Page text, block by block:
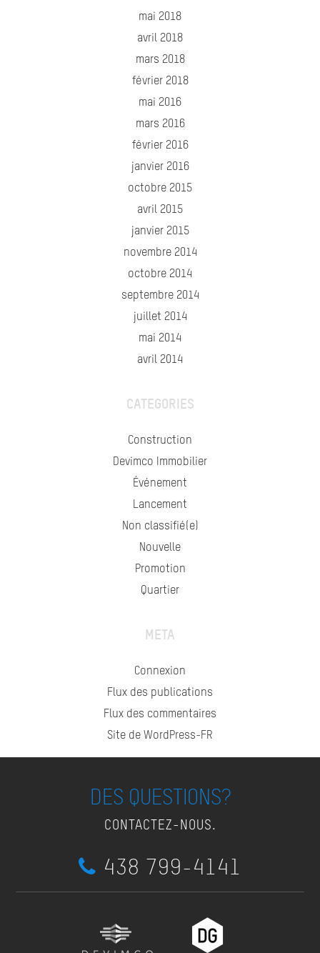
mai 2018
avril 2018
mars 2018
février 2018
mai 2016
mars 2016
février 2016
janvier 2016
octobre 2015
avril 2015
janvier 2015
novembre 2014
octobre 2014
septembre 2014
juillet 2014
mai 2014
avril 2014
CATEGORIES
Construction
Devimco Immobilier
Événement
Lancement
Non classifié(e)
Nouvelle
Promotion
Quartier
META
Connexion
Flux des publications
Flux des commentaires
Site de WordPress-FR
DES QUESTIONS?
CONTACTEZ-NOUS.
438 799-4141